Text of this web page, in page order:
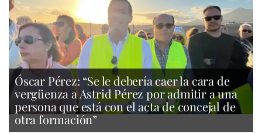
Óscar Pérez: “Se le debería caer la cara de
vergüenza a Astrid Pérez por admitir a una
persona que está con el acta de concejal de
otra formación”